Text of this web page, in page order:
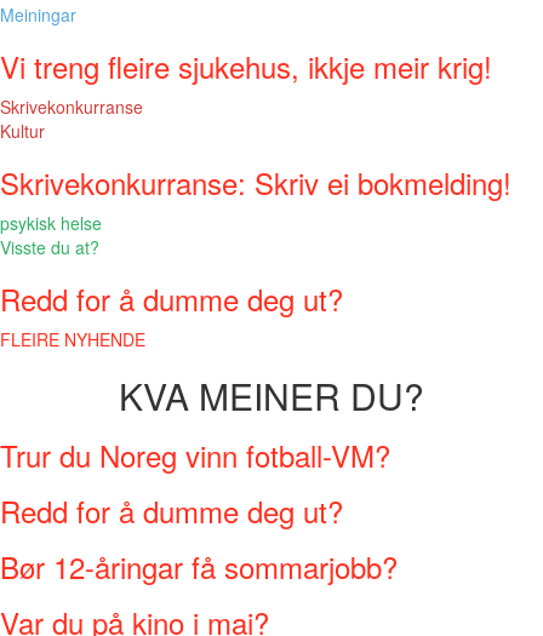
Meiningar
Vi treng fleire sjukehus, ikkje meir krig!
Skrivekonkurranse
Kultur
Skrivekonkurranse: Skriv ei bokmelding!
psykisk helse
Visste du at?
Redd for å dumme deg ut?
FLEIRE NYHENDE
KVA MEINER DU?
Trur du Noreg vinn fotball-VM?
Redd for å dumme deg ut?
Bør 12-åringar få sommarjobb?
Var du på kino i mai?